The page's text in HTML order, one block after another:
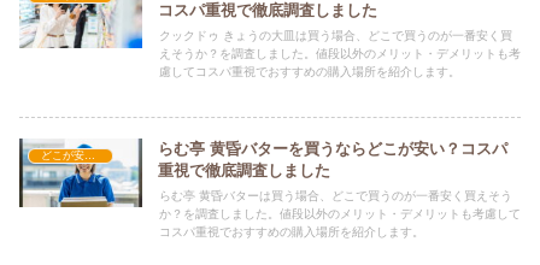
コスパ重視で徹底調査しました
クックドゥ きょうの大皿は買う場合、どこで買うのが一番安く買
えそうか？を調査しました。値段以外のメリット・デメリットも考
慮してコスパ重視でおすすめの購入場所を紹介します。
らむ亭 黄昏バターを買うならどこが安い？コスパ
重視で徹底調査しました
らむ亭 黄昏バターは買う場合、どこで買うのが一番安く買えそう
か？を調査しました。値段以外のメリット・デメリットも考慮して
コスパ重視でおすすめの購入場所を紹介します。